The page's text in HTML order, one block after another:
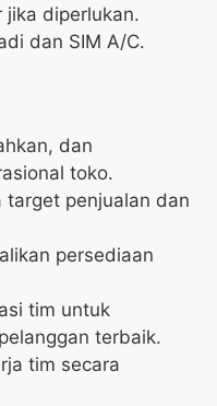
jika diperlukan.
dan SIM A/C.
dan
toko.
target penjualan dan
persediaan
tim untuk
terbaik.
tim secara